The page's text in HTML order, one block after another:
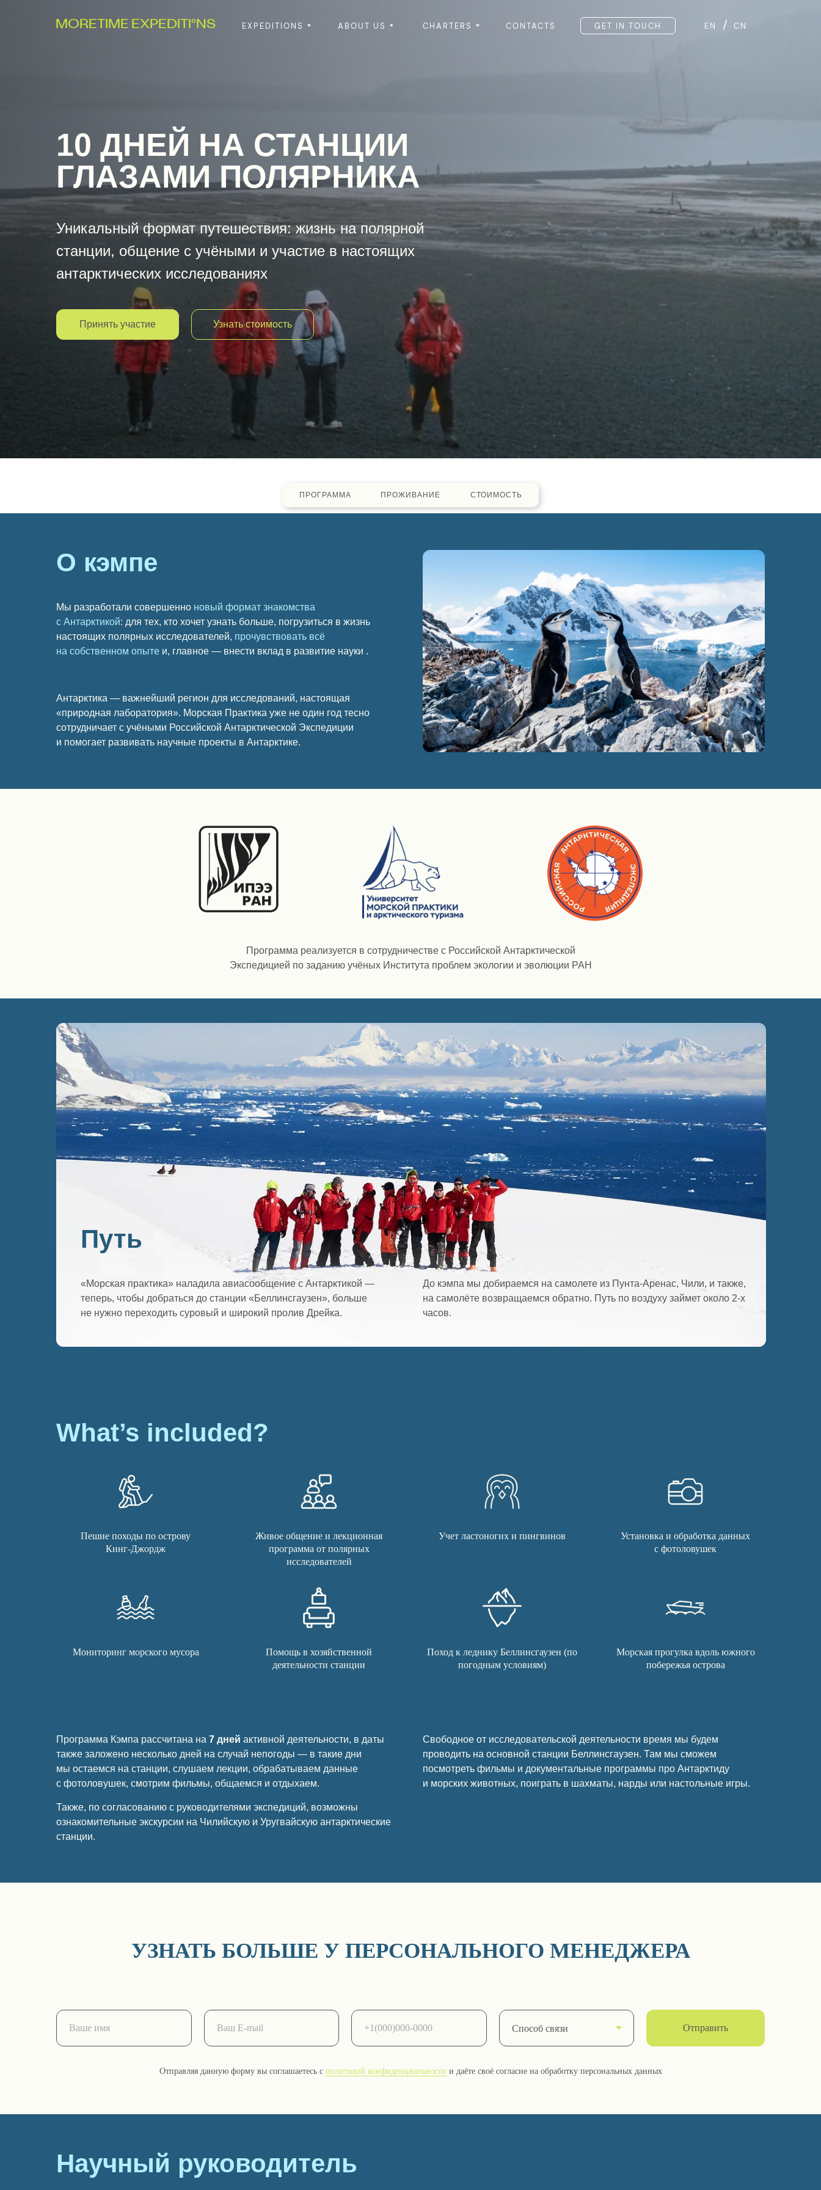
GET IN TOUCH
MORETIME EXPEDITI ° NS EXPEDITIONS CN
EN
CONTACTS
CHARTERS
ABOUT US /
Get In Touch
SEND
+357
personal data processing policy
Уникальный формат путешествия: жизнь на полярной
станции, общение с учёными и участие в настоящих
антарктических исследованиях
Узнать стоимость
Принять участие
10 ДНЕЙ НА СТАНЦИИ
ГЛАЗАМИ ПОЛЯРНИКА
СТОИМОСТЬ
ПРОГРАММА ПРОЖИВАНИЕ
О кэмпе
Антарктика — важнейший регион для исследований, настоящая
«природная лаборатория». Морская Практика уже не один год тесно
сотрудничает с учёными Российской Антарктической Экспедиции
и помогает развивать научные проекты в Антарктике.
Мы разработали совершенно новый формат знакомства
с Антарктикой: для тех, кто хочет узнать больше, погрузиться в жизнь
настоящих полярных исследователей, прочувствовать всё
на собственном опыте и, главное — внести вклад в развитие науки .
Программа реализуется в сотрудничестве с Российской Антарктической
Экспедицией по заданию учёных Института проблем экологии и эволюции РАН
До кэмпа мы добираемся на самолете из Пунта-Аренас, Чили, и также,
на самолёте возвращаемся обратно. Путь по воздуху займет около 2-х
часов.
Путь
«Морская практика» наладила авиасообщение с Антарктикой —
теперь, чтобы добраться до станции «Беллинсгаузен», больше
не нужно переходить суровый и широкий пролив Дрейка.
What’s included?
Пешие походы по острову
Кинг-Джордж
Живое общение и лекционная
программа от полярных
исследователей
Учет ластоногих и пингвинов
Установка и обработка данных
с фотоловушек
Мониторинг морского мусора
Помощь в хозяйственной
деятельности станции
Поход к леднику Беллинсгаузен (по
погодным условиям)
Морская прогулка вдоль южного
побережья острова
Свободное от исследовательской деятельности время мы будем
проводить на основной станции Беллинсгаузен. Там мы сможем
посмотреть фильмы и документальные программы про Антарктиду
и морских животных, поиграть в шахматы, нарды или настольные игры.
Также, по согласованию с руководителями экспедиций, возможны
ознакомительные экскурсии на Чилийскую и Уругвайскую антарктические
станции.
Программа Кэмпа рассчитана на 7 дней активной деятельности, в даты
также заложено несколько дней на случай непогоды — в такие дни
мы остаемся на станции, слушаем лекции, обрабатываем данные
с фотоловушек, смотрим фильмы, общаемся и отдыхаем.
УЗНАТЬ БОЛЬШЕ У ПЕРСОНАЛЬНОГО МЕНЕДЖЕРА
Отправить
Отправляя данную форму вы соглашаетесь с политикой конфиденциальности и даёте своё согласие на обработку персональных данных
Научный руководитель